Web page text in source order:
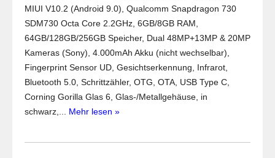
MIUI V10.2 (Android 9.0), Qualcomm Snapdragon 730
SDM730 Octa Core 2.2GHz, 6GB/8GB RAM,
64GB/128GB/256GB Speicher, Dual 48MP+13MP & 20MP
Kameras (Sony), 4.000mAh Akku (nicht wechselbar),
Fingerprint Sensor UD, Gesichtserkennung, Infrarot,
Bluetooth 5.0, Schrittzähler, OTG, OTA, USB Type C,
Corning Gorilla Glas 6, Glas-/Metallgehäuse, in
schwarz,... Mehr lesen »